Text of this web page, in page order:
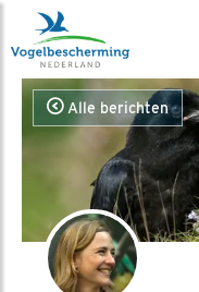
Alle berichten